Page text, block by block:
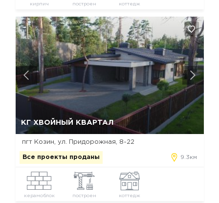
кирпич построен коттедж
КГ ХВОЙНЫЙ КВАРТАЛ
пгт Козин, ул. Придорожная, 8-22
Все проекты проданы 9.3км
керамоблок построен коттедж
Да, удалить